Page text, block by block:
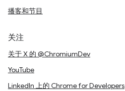
播客和节目
关注
关于 X 的 @ChromiumDev
YouTube
LinkedIn 上的 Chrome for Developers